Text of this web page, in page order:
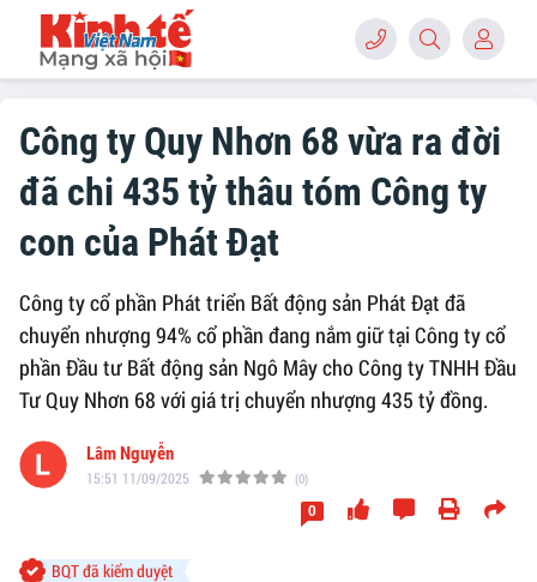
Công ty Quy Nhơn 68 vừa ra đời
đã chi 435 tỷ thâu tóm Công ty
con của Phát Đạt
Công ty cổ phần Phát triển Bất động sản Phát Đạt đã
chuyển nhượng 94% cổ phần đang nắm giữ tại Công ty cổ
phần Đầu tư Bất động sản Ngô Mây cho Công ty TNHH Đầu
Tư Quy Nhơn 68 với giá trị chuyển nhượng 435 tỷ đồng.
Lâm Nguyễn
15:51 11/09/2025 (0)
0
BQT đã kiểm duyệt